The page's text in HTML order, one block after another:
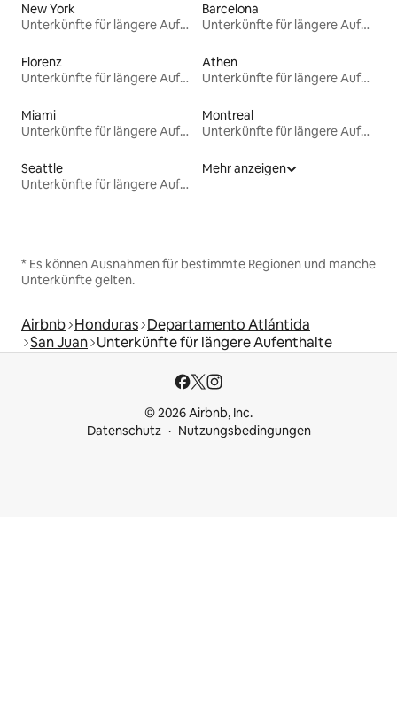
New York
Unterkünfte für längere Aufenthalte
Barcelona
Unterkünfte für längere Aufenthalte
Florenz
Unterkünfte für längere Aufenthalte
Athen
Unterkünfte für längere Aufenthalte
Miami
Unterkünfte für längere Aufenthalte
Montreal
Unterkünfte für längere Aufenthalte
Seattle
Unterkünfte für längere Aufenthalte
Mehr anzeigen
* Es können Ausnahmen für bestimmte Regionen und manche
Unterkünfte gelten.
Airbnb Honduras Departamento Atlántida
San Juan Unterkünfte für längere Aufenthalte
© 2026 Airbnb, Inc.
Datenschutz
Nutzungsbedingungen